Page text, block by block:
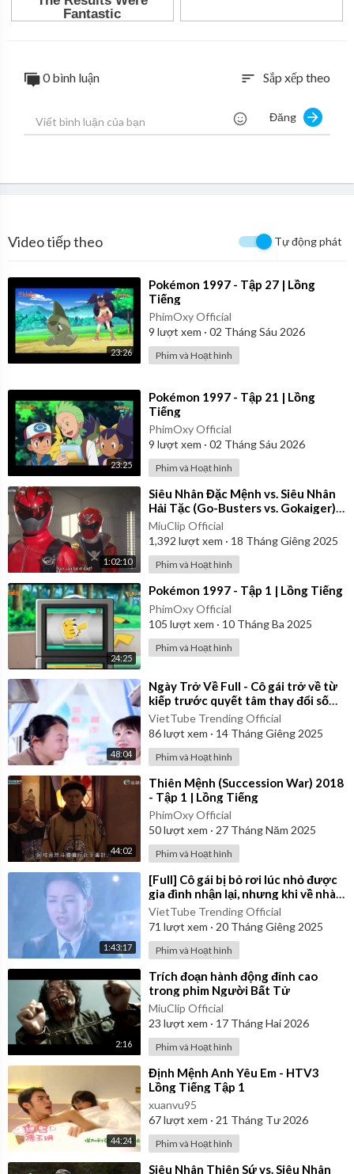
0 bình luận sort Sắp xếp theo
Đăng
Video tiếp theo Tự động phát
23:26
⁣Pokémon 1997 - Tập 27 | Lồng
Tiếng
PhimOxy Official
9 lượt xem · 02 Tháng Sáu 2026
Phim và Hoạt hình
23:25
⁣Pokémon 1997 - Tập 21 | Lồng
Tiếng
PhimOxy Official
9 lượt xem · 02 Tháng Sáu 2026
Phim và Hoạt hình
1:02:10
⁣Siêu Nhân Đặc Mệnh vs. Siêu Nhân
Hải Tặc (Go-Busters vs. Gokaiger) |
Vietsub
MiuClip Official
1,392 lượt xem · 18 Tháng Giêng 2025
Phim và Hoạt hình
24:25
⁣Pokémon 1997 - Tập 1 | Lồng Tiếng
PhimOxy Official
105 lượt xem · 10 Tháng Ba 2025
Phim và Hoạt hình
48:04
⁣Ngày Trở Về Full - Cô gái trở về từ
kiếp trước quyết tâm thay đổi số
mệnh
VietTube Trending Official
86lượt xem · 14 Tháng Giêng 2025
Phim và Hoạt hình
44:02
⁣Thiên Mệnh (Succession War) 2018
- Tập 1 | Lồng Tiếng
PhimOxy Official
50lượt xem · 27 Tháng Năm 2025
Phim và Hoạt hình
1:43:17
⁣[Full] Cô gái bị bỏ rơi lúc nhỏ được
gia đình nhận lại, nhưng khi về nhà
thì bị đối xử tệ bạc
VietTube Trending Official
71 lượt xem · 20 Tháng Giêng 2025
Phim và Hoạt hình
2:16
⁣Trích đoạn hành động đỉnh cao
trong phim Người Bất Tử
MiuClip Official
23 lượt xem · 17 Tháng Hai 2026
Phim và Hoạt hình
44:24
⁣Định Mệnh Anh Yêu Em - HTV3
Lồng Tiếng Tập 1
xuanvu95
67lượt xem · 21 Tháng Tư 2026
Phim và Hoạt hình
⁣Siêu Nhân Thiên Sứ vs. Siêu Nhân